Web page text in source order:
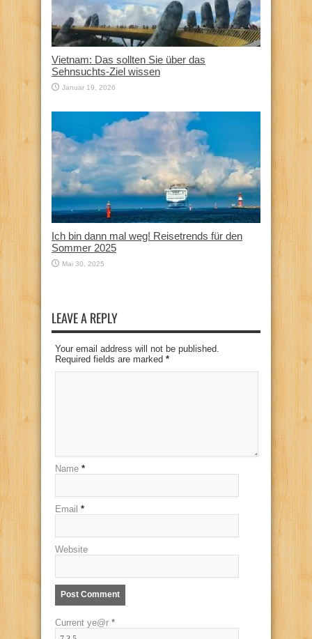
Vietnam: Das sollten Sie über das
Sehnsuchts-Ziel wissen
Januar 19, 2026
Ich bin dann mal weg! Reisetrends für den
Sommer 2025
Mai 30, 2025
LEAVE A REPLY
Your email address will not be published.
Required fields are marked *
Name *
Email *
Website
Current ye@r *